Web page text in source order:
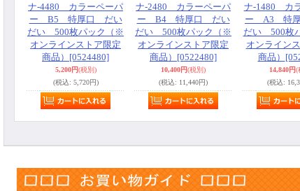
ナ-4480 カラーペーパ
ー B5 特厚口 だい
だい 500枚パック（※
オンラインストア限定
商品） [0524480]
5,200円(税別)
(税込: 5,720円)
ナ-2480 カラーペーパ
ー B4 特厚口 だい
だい 500枚パック（※
オンラインストア限定
商品） [0522480]
10,400円(税別)
(税込: 11,440円)
ナ-1480 カ
ー A3 特
だい 500枚
オンライン
商品）
14,840円(
(税込: